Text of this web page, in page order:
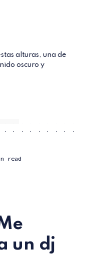
alturas, una de
oscuro y
read
un dj